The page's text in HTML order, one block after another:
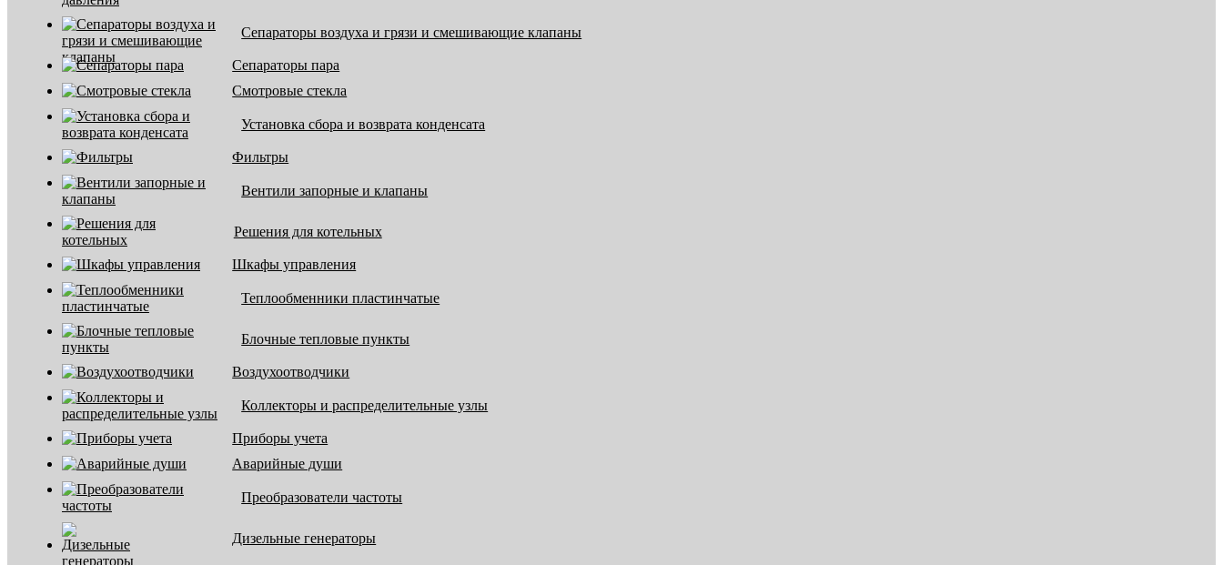
Сепараторы воздуха и грязи и смешивающие клапаны
Сепараторы пара
Смотровые стекла
Установка сбора и возврата конденсата
Фильтры
Вентили запорные и клапаны
Решения для котельных
Шкафы управления
Теплообменники пластинчатые
Блочные тепловые пункты
Воздухоотводчики
Коллекторы и распределительные узлы
Приборы учета
Аварийные души
Преобразователи частоты
Дизельные генераторы